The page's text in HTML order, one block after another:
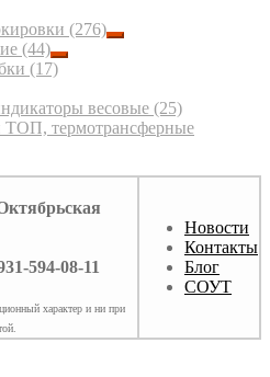
(276)
(44)
(17)
весовые (25)
термотрансферные
594-08-11
характер и ни при
Новости
Контакты
Блог
СОУТ